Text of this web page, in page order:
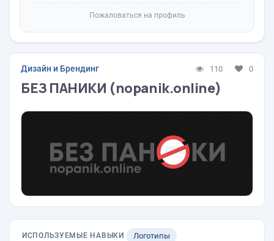
Пожаловаться на профиль
Дизайн и Брендинг 110 0
БEЗ ПАНИКИ (nopanik.online)
ИСПОЛЬЗУЕМЫЕ НАВЫКИ Логотипы